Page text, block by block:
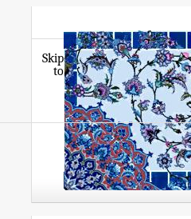
Skip
to